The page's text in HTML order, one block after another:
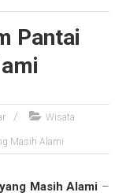
Pantai
Wisata
Masih Alami
Masih Alami –